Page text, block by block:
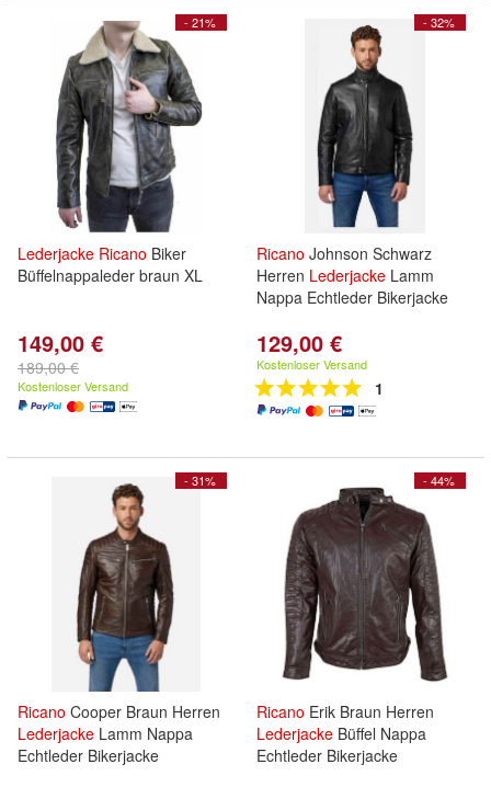
- 21%
Lederjacke Ricano Biker
Büffelnappaleder braun XL
149,00 €
189,00 €
Kostenloser Versand
- 32%
Ricano Johnson Schwarz
Herren Lederjacke Lamm
Nappa Echtleder Bikerjacke
129,00 €
Kostenloser Versand
1
- 31%
Ricano Cooper Braun Herren
Lederjacke Lamm Nappa
Echtleder Bikerjacke
- 44%
Ricano Erik Braun Herren
Lederjacke Büffel Nappa
Echtleder Bikerjacke